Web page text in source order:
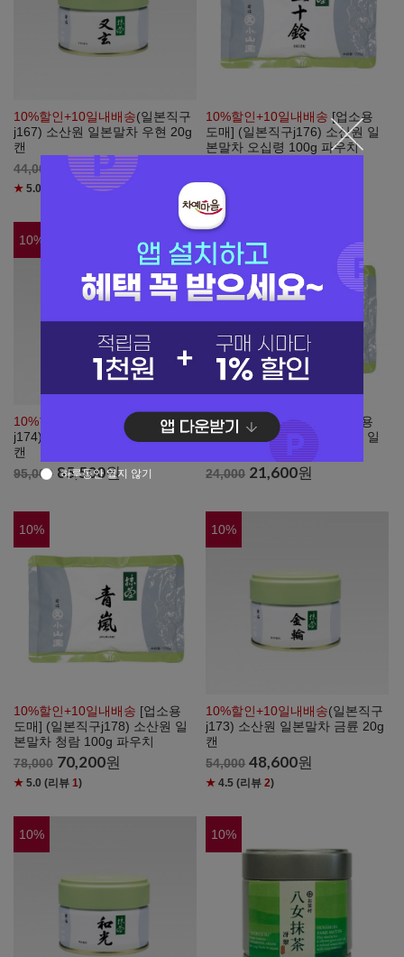
10%할인+10일내배송(일본직구
j167) 소산원 일본말차 우현 20g
캔
44,000
39,600원
★ 5.0
10%할인+10일내배송 [업소용
도매] (일본직구j176) 소산원 일
본말차 오십령 100g 파우치
10%
10%할인+10일내배송
(일본직구
j174) 소산원 일본말차 금륜 40g
캔
95,000 85,500원
10 %
10%할인+10일내배송
[업소용
도매] (일본직구j180) 소산원 일
본말차 아야메 100g 파우치
24,000 21,600원
10%
10%할인+10일내배송 [업소용
도매] (일본직구j178) 소산원 일
본말차 청람 100g 파우치
78,000 70,200원
★ 5.0 (리뷰 1)
10%
10%할인+10일내배송(일본직구
j173) 소산원 일본말차 금륜 20g
캔
54,000 48,600원
★ 4.5 (리뷰2)
10% 10%
하루동안 열지 않기